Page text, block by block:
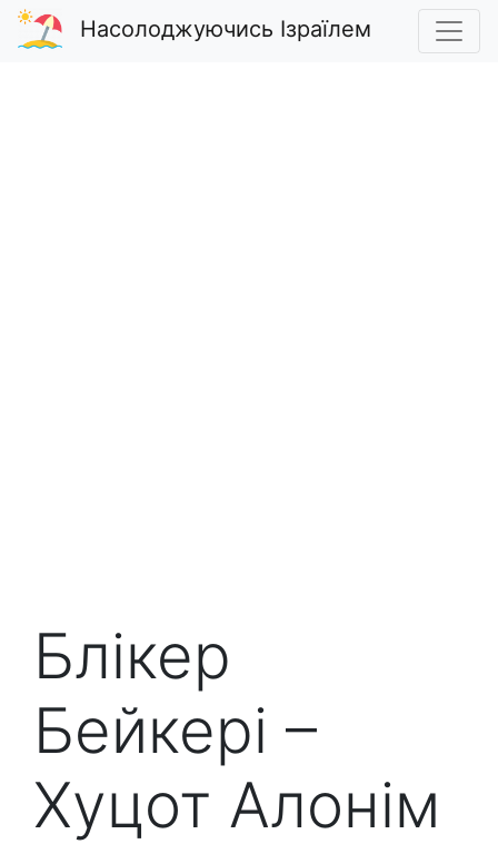
Насолоджуючись Ізраїлем
Блікер
Бейкері –
Хуцот Алонім